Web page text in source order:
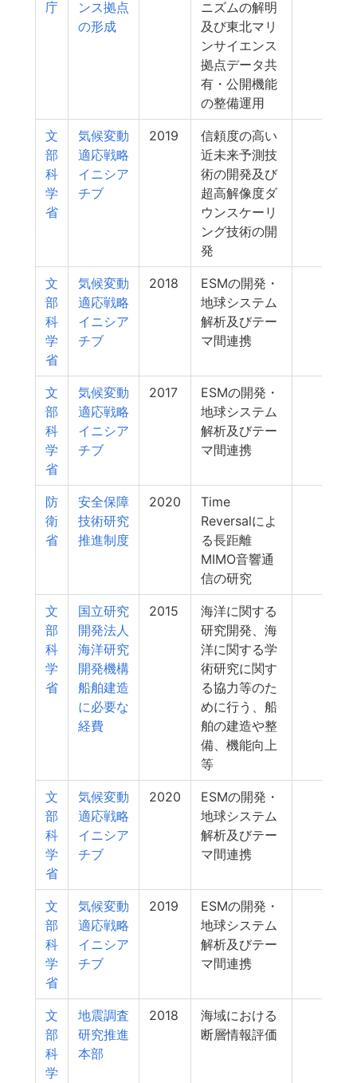
庁
ンス拠点
の形成
ニズムの解明
及び東北マリ
ンサイエンス
拠点データ共
有・公開機能
の整備運用
文
部
科
学
省
気候変動
適応戦略
イニシア
チブ
2019
信頼度の高い
近未来予測技
術の開発及び
超高解像度ダ
ウンスケーリ
ング技術の開
発
文
部
科
学
省
気候変動
適応戦略
イニシア
チブ
2018
ESMの開発・
地球システム
解析及びテー
マ間連携
文
部
科
学
省
気候変動
適応戦略
イニシア
チブ
2017
ESMの開発・
地球システム
解析及びテー
マ間連携
防
衛
省
安全保障
技術研究
推進制度
2020
Time
Reversalによ
る長距離
MIMO音響通
信の研究
文
部
科
学
省
国立研究
開発法人
海洋研究
開発機構
船舶建造
に必要な
経費
2015
海洋に関する
研究開発、海
洋に関する学
術研究に関す
る協力等のた
めに行う、船
舶の建造や整
備、機能向上
等
文
部
科
学
省
気候変動
適応戦略
イニシア
チブ
2020
ESMの開発・
地球システム
解析及びテー
マ間連携
文
部
科
学
省
気候変動
適応戦略
イニシア
チブ
2019
ESMの開発・
地球システム
解析及びテー
マ間連携
文
部
科
学
地震調査
研究推進
本部
2018
海域における
断層情報評価